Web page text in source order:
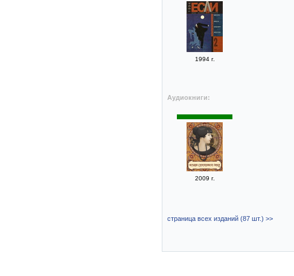
1994 г.
Аудиокниги:
2009 г.
страница всех изданий (87 шт.) >>